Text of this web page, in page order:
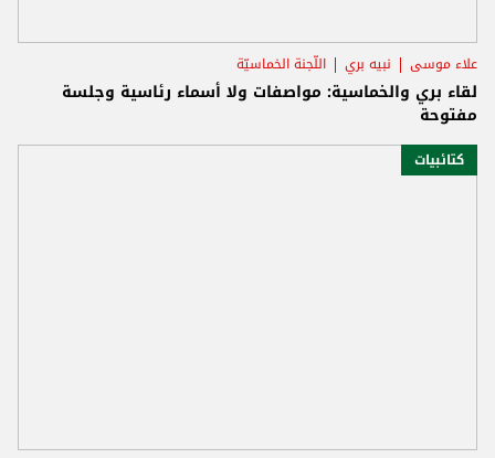
علاء موسى نبيه بري اللّجنة الخماسيّة
لقاء بري والخماسية: مواصفات ولا أسماء رئاسية وجلسة
مفتوحة
كتائبيات